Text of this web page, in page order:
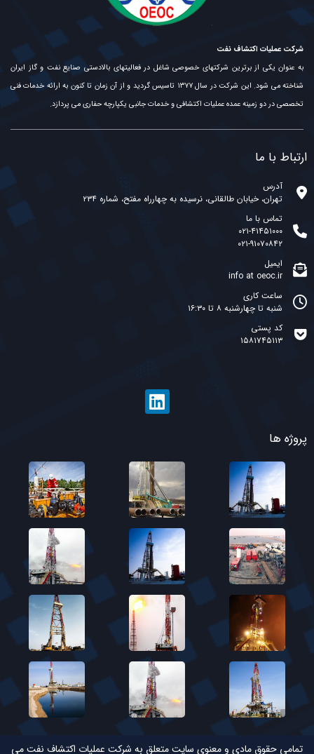
شرکت عملیات اکتشاف نفت
به عنوان یکی از برترین شرکتهای خصوصی شاغل در فعالیتهای بالادستی صنایع نفت و گاز ایران
شناخته می شود. این شرکت در سال ۱۳۷۷ تاسیس گردید و از آن زمان تا کنون به ارائه خدمات فنی
تخصصی در دو زمینه عمده عملیات اکتشافی و خدمات جانبی یکپارچه حفاری می پردازد.
ارتباط با ما
آدرس
تهران، خیابان طالقانی، نرسیده به چهارراه مفتح، شماره ۲۳۴
تماس با ما
۰۲۱-۴۱۴۵۱۰۰۰
۰۲۱-۹۱۰۷۰۸۴۲
ایمیل
info at oeoc.ir
ساعت کاری
شنبه تا چهارشنبه ۸ تا ۱۶:۳۰
کد پستی
۱۵۸۱۷۴۵۱۱۳
پروژه ها
تمامی حقوق مادی و معنوی سایت متعلق به شرکت عملیات اکتشاف نفت می